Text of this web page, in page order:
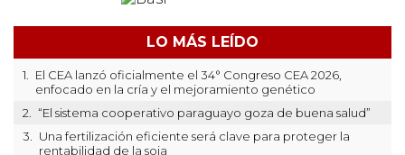
LO MÁS LEÍDO
1.
El CEA lanzó oficialmente el 34° Congreso CEA 2026,
enfocado en la cría y el mejoramiento genético
2.
“El sistema cooperativo paraguayo goza de buena salud”
3.
Una fertilización eficiente será clave para proteger la
rentabilidad de la soja